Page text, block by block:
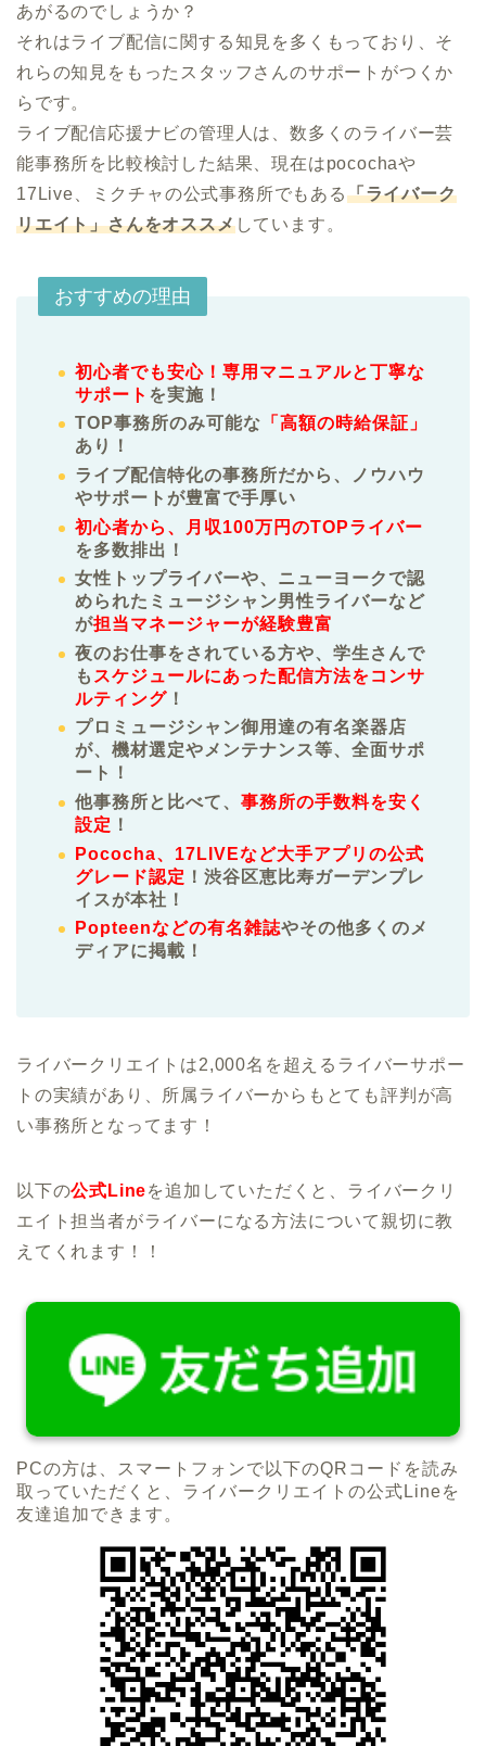
あがるのでしょうか？
それはライブ配信に関する知見を多くもっており、そ
れらの知見をもったスタッフさんのサポートがつくか
らです。
ライブ配信応援ナビの管理人は、数多くのライバー芸
能事務所を比較検討した結果、現在はpocochaや
17Live、ミクチャの公式事務所でもある「ライバーク
リエイト」さんをオススメしています。
おすすめの理由
初心者でも安心！専用マニュアルと丁寧な
サポート を実施！
TOP事務所のみ可能な 「高額の時給保証」
あり！
ライブ配信特化の事務所だから、ノウハウ
やサポートが豊富で手厚い
初心者から、月収100万円のTOPライバー
を多数排出！
女性トップライバーや、ニューヨークで認
められたミュージシャン男性ライバーなど
が担当マネージャーが経験豊富
夜のお仕事をされている方や、学生さんで
も スケジュールにあった配信方法をコンサ
ルティング ！
プロミュージシャン御用達の有名楽器店
が、機材選定やメンテナンス等、全面サポ
ート！
他事務所と比べて、 事務所の手数料を安く
設定 ！
Pococha、17LIVEなど大手アプリの公式
グレード認定 ！渋谷区恵比寿ガーデンプレ
イスが本社！
Popteenなどの有名雑誌やその他多くのメ
ディアに掲載！
ライバークリエイトは2,000名を超えるライバーサポー
トの実績があり、所属ライバーからもとても評判が高
い事務所となってます！
以下の公式Lineを追加していただくと、ライバークリ
エイト担当者がライバーになる方法について親切に教
えてくれます！！
PCの方は、スマートフォンで以下のQRコードを読み
取っていただくと、ライバークリエイトの公式Lineを
友達追加できます。